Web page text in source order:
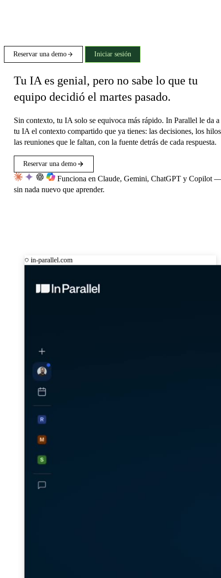
Reservar una demo Iniciar sesión
Tu IA es genial, pero no sabe lo que tu
equipo decidió el martes pasado.
Sin contexto, tu IA solo se equivoca más rápido. In Parallel le da a
tu IA el contexto compartido que ya tienes: las decisiones, los
las reuniones que le faltan, con la fuente detrás de cada respuesta.
Reservar una demo
Funciona en Claude, Gemini, ChatGPT y Copilot
sin nada nuevo que aprender.
in-parallel.com